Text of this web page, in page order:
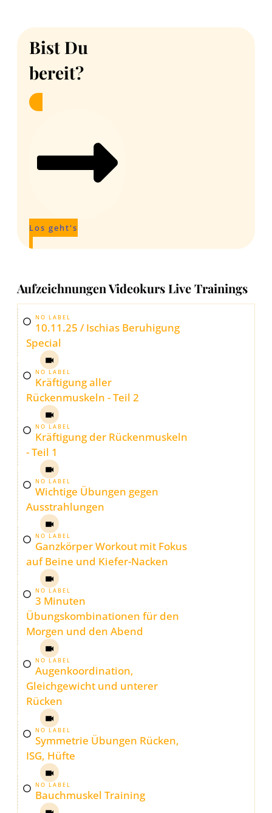
Bist Du
bereit?
Los geht's
Aufzeichnungen Videokurs Live Trainings
NO LABEL
10.11.25 / Ischias Beruhigung
Special
NO LABEL
Kräftigung aller
Rückenmuskeln - Teil 2
NO LABEL
Kräftigung der Rückenmuskeln
- Teil 1
NO LABEL
Wichtige Übungen gegen
Ausstrahlungen
NO LABEL
Ganzkörper Workout mit Fokus
auf Beine und Kiefer-Nacken
NO LABEL
3 Minuten
Übungskombinationen für den
Morgen und den Abend
NO LABEL
Augenkoordination,
Gleichgewicht und unterer
Rücken
NO LABEL
Symmetrie Übungen Rücken,
ISG, Hüfte
NO LABEL
Bauchmuskel Training